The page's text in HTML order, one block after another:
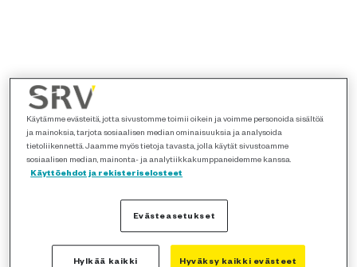
Käytämme evästeitä, jotta sivustomme toimii oikein ja voimme personoida sisältöä
ja mainoksia, tarjota sosiaalisen median ominaisuuksia ja analysoida
tietoliikennettä. Jaamme myös tietoja tavasta, jolla käytät sivustoamme
sosiaalisen median, mainonta- ja analytiikkakumppaneidemme kanssa.
Käyttöehdot ja rekisteriselosteet
Evästeasetukset
Hylkää kaikki Hyväksy kaikki evästeet